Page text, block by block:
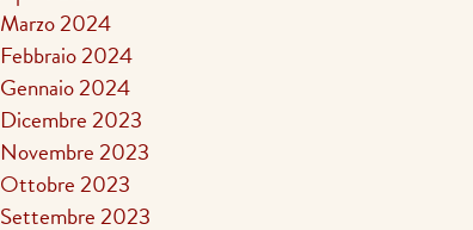
Marzo 2024
Febbraio 2024
Gennaio 2024
Dicembre 2023
Novembre 2023
Ottobre 2023
Settembre 2023